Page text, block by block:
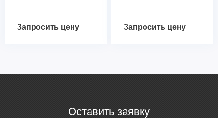
Запросить цену Запросить цену
Оставить заявку